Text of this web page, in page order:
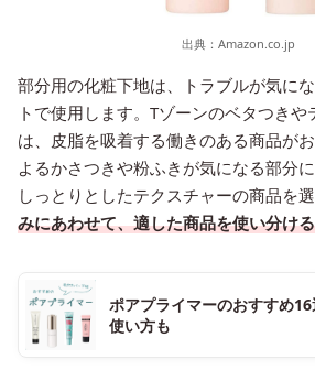
出典： Amazon.co.jp
部分用の化粧下地は、トラブルが気に
トで使用します。Tゾーンのベタつき
は、皮脂を吸着する働きのある商品が
よるかさつきや粉ふきが気になる部分
しっとりとしたテクスチャーの商品を選
みにあわせて、適した商品を使い分け
ポアプライマーのおすすめ
使い方も